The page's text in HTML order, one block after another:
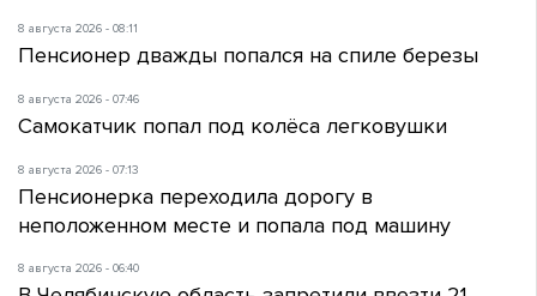
8 августа 2026 - 08:11
Пенсионер дважды попался на спиле березы
8 августа 2026 - 07:46
Самокатчик попал под колёса легковушки
8 августа 2026 - 07:13
Пенсионерка переходила дорогу в
неположенном месте и попала под машину
8 августа 2026 - 06:40